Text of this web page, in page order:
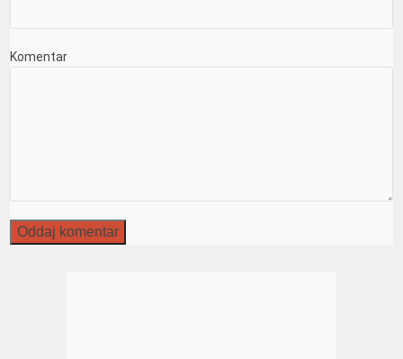
Komentar